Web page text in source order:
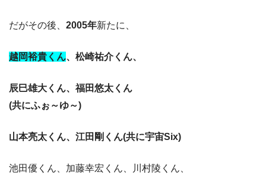
だがその後、 2005年新たに、
越岡裕貴くん、 松崎祐介くん、
辰巳雄大くん、 福田悠太くん
(共にふぉ～ゆ～)
山本亮太くん、 江田剛くん(共に宇宙Six)
池田優くん、加藤幸宏くん、川村陵くん、